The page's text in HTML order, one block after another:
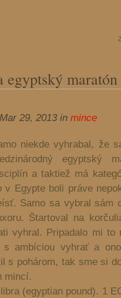
egyptský
29, 2013 in mince
niekde vyhrabal, že
egyptský
a taktiež má
v Egypte boli práve
Samo sa vybral sám
Štartoval na
vyhral. Pripadalo mi to
s ambíciou vyhrať a
s pohárom, tak sme si
mincí.
(egyptian pound). 1